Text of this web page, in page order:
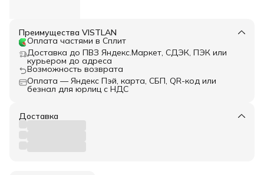
Преимущества VISTLAN
Оплата частями в Сплит
Доставка до ПВЗ Яндекс.Маркет, СДЭК, ПЭК или
курьером до адреса
Возможность возврата
Оплата — Яндекс Пэй, карта, СБП, QR-код или
безнал для юрлиц с НДС
Доставка